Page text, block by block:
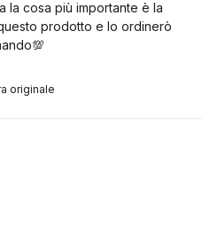
originale
la cosa più importante è la
prodotto e lo ordinerò